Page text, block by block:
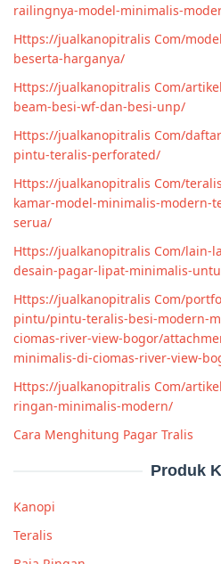
railingnya-model-minimalis-
Https://jualkanopitralis Com/
beserta-harganya/
Https://jualkanopitralis Com/
beam-besi-wf-dan-besi-unp/
Https://jualkanopitralis Com/
pintu-teralis-perforated/
Https://jualkanopitralis Com/
kamar-model-minimalis-modern-
serua/
Https://jualkanopitralis Com/lain-
desain-pagar-lipat-minimalis-
Https://jualkanopitralis Com/
pintu/pintu-teralis-besi-modern-
ciomas-river-view-bogor/
minimalis-di-ciomas-river-view-
Https://jualkanopitralis Com/
ringan-minimalis-modern/
Cara Menghitung Pagar Tralis
Produk
Kanopi
Teralis